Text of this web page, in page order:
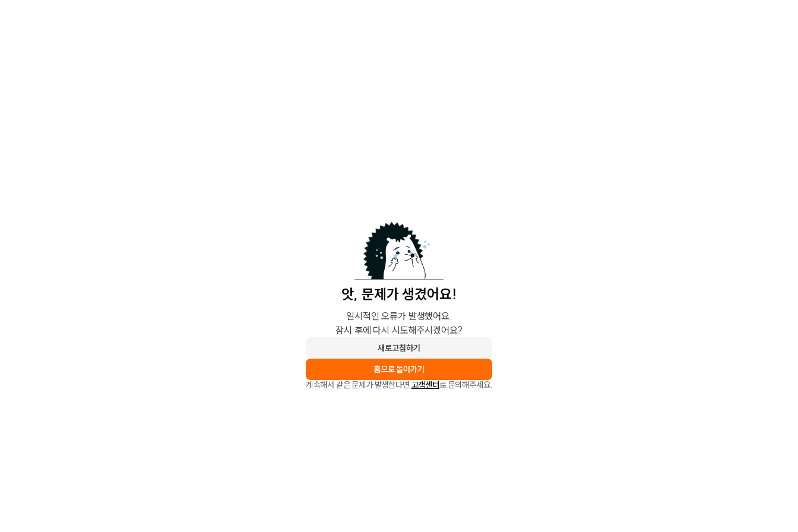
앗, 문제가 생겼어요!
일시적인 오류가 발생했어요.
잠시 후에 다시 시도해주시겠어요?
새로고침하기
홈으로 돌아가기
계속해서 같은 문제가 발생한다면 고객센터로 문의해주세요.